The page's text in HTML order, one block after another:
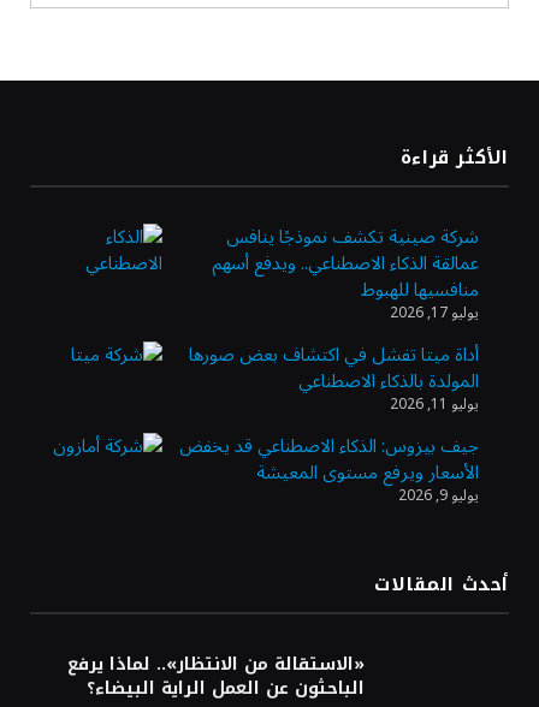
الاستثمارية
الذهب يسجل أعلى مستوى في أسبوعين بدعم
من تراجع الدولار
الدولار الأمريكي يتراجع قرب أدنى مستوياته
في ستة أسابيع وسط تفاؤل بشأن الشرق
الأوسط
أسعار النفط تواصل التراجع للجلسة الثالثة مع
ترقب تطورات الوساطة بشأن الحرب
مدعومًا بالبنوك والمواد الأساسية
الأكثر قراءة
شركة صينية تكشف نموذجًا ينافس
عمالقة الذكاء الاصطناعي.. ويدفع أسهم
منافسيها للهبوط
يوليو 17, 2026
أداة ميتا تفشل في اكتشاف بعض صورها
المولدة بالذكاء الاصطناعي
يوليو 11, 2026
جيف بيزوس: الذكاء الاصطناعي قد يخفض
الأسعار ويرفع مستوى المعيشة
يوليو 9, 2026
أحدث المقالات
«الاستقالة من الانتظار».. لماذا يرفع
الباحثون عن العمل الراية البيضاء؟